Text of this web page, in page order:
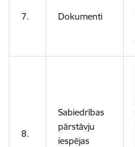
7. Dokumenti
8.
Sabiedrības
pārstāvju
iespējas